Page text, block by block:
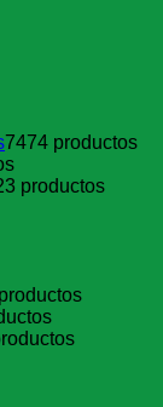
7474 productos
productos